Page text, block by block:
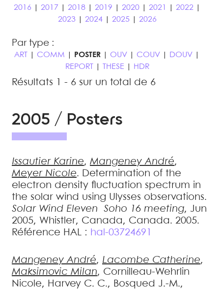
2016
2017 2018| 2019 2020| 2021 2022|
2023| 2024| 2025| 2026
Par type :
ART COMM POSTER OUV COUV DOUV
REPORT
THESE HDR
Résultats 1 - 6 sur un total de 6
2005 / Posters
Issautier Karine, Mangeney André,
Meyer Nicole. Determination of the
electron density fluctuation spectrum in
the solar wind using Ulysses observations.
Solar Wind Eleven  Soho 16 meeting, Jun
2005, Whistler, Canada, Canada. 2005.
Référence HAL : hal-03724691
Mangeney André, Lacombe Catherine,
Maksimovic Milan, Cornilleau-Wehrlin
Nicole, Harvey C. C., Bosqued J.-M.,